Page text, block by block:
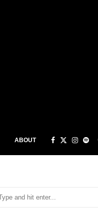
ABOUT